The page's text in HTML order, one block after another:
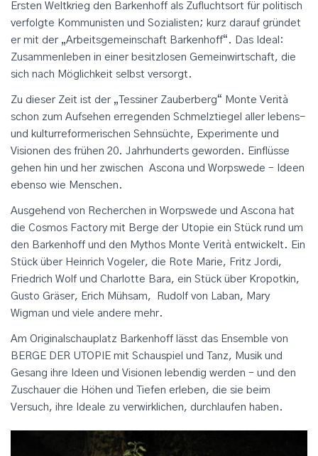
Ersten Weltkrieg den Barkenhoff als Zufluchtsort für politisch
verfolgte Kommunisten und Sozialisten; kurz darauf gründet
er mit der „Arbeitsgemeinschaft Barkenhoff“. Das Ideal:
Zusammenleben in einer besitzlosen Gemeinwirtschaft, die
sich nach Möglichkeit selbst versorgt.
Zu dieser Zeit ist der „Tessiner Zauberberg“ Monte Verità
schon zum Aufsehen erregenden Schmelztiegel aller lebens-
und kulturreformerischen Sehnsüchte, Experimente und
Visionen des frühen 20. Jahrhunderts geworden. Einflüsse
gehen hin und her zwischen Ascona und Worpswede – Ideen
ebenso wie Menschen.
Ausgehend von Recherchen in Worpswede und Ascona hat
die Cosmos Factory mit Berge der Utopie ein Stück rund um
den Barkenhoff und den Mythos Monte Verità entwickelt. Ein
Stück über Heinrich Vogeler, die Rote Marie, Fritz Jordi,
Friedrich Wolf und Charlotte Bara, ein Stück über Kropotkin,
Gusto Gräser, Erich Mühsam, Rudolf von Laban, Mary
Wigman und viele andere mehr.
Am Originalschauplatz Barkenhoff lässt das Ensemble von
BERGE DER UTOPIE mit Schauspiel und Tanz, Musik und
Gesang ihre Ideen und Visionen lebendig werden – und den
Zuschauer die Höhen und Tiefen erleben, die sie beim
Versuch, ihre Ideale zu verwirklichen, durchlaufen haben.